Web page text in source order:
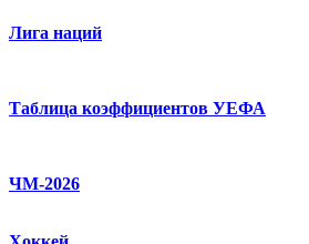
Лига наций
Таблица коэффициентов УЕФА
ЧМ-2026